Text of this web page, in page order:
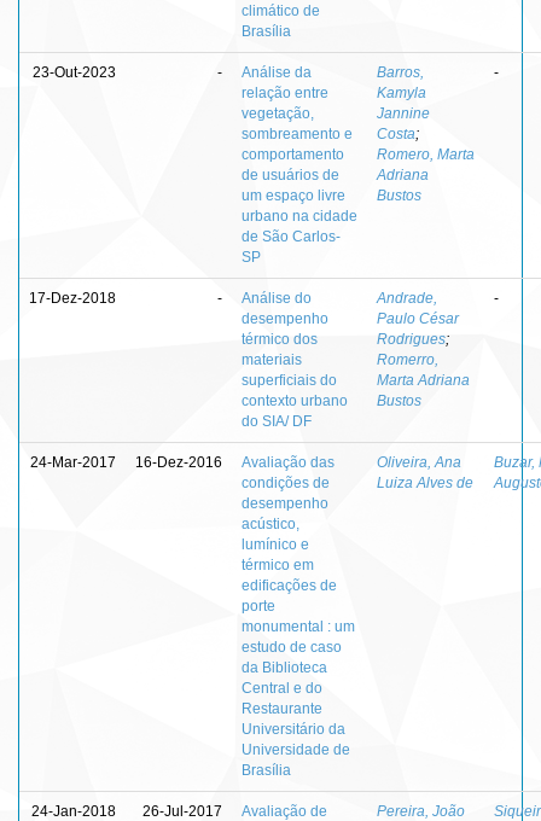
climático de
Brasília
23-Out-2023 -
Análise da
relação entre
vegetação,
sombreamento e
comportamento
de usuários de
um espaço livre
urbano na cidade
de São Carlos-
SP
Barros,
Kamyla
Jannine
Costa;
Romero, Marta
Adriana
Bustos
-
17-Dez-2018 -
Análise do
desempenho
térmico dos
materiais
superficiais do
contexto urbano
do SIA/ DF
Andrade,
Paulo César
Rodrigues;
Romerro,
Marta Adriana
Bustos
-
24-Mar-2017 16-Dez-2016
Avaliação das
condições de
desempenho
acústico,
lumínico e
térmico em
edificações de
porte
monumental : um
estudo de caso
da Biblioteca
Central e do
Restaurante
Universitário da
Universidade de
Brasília
Oliveira, Ana
Luiza Alves de
Buzar,
24-Jan-2018 26-Jul-2017
Avaliação de
Pereira, João